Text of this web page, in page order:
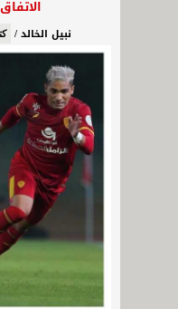
نبيل الخالد / كتب